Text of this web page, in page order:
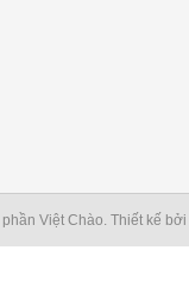
Việt Chào. Thiết kế bởi